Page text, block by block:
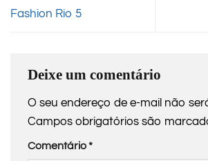
Fashion Rio 5
Deixe um comentário
O seu endereço de e-mail não
Campos obrigatórios são
Comentário*